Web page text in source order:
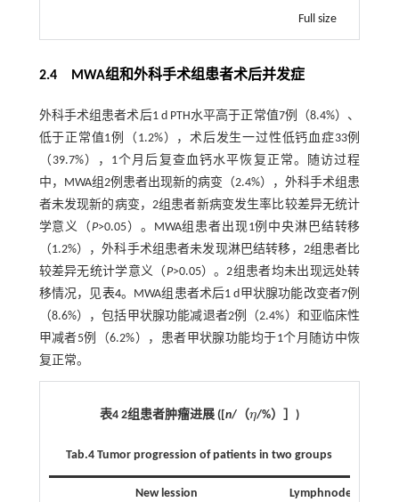
Full size
2.4 MWA组和外科手术组患者术后并发症
外科手术组患者术后1 d PTH水平高于正常值7例（8.4%）、
低于正常值1例（1.2%），术后发生一过性低钙血症33例
（39.7%），1个月后复查血钙水平恢复正常。随访过程
中，MWA组2例患者出现新的病变（2.4%），外科手术组患
者未发现新的病变，2组患者新病变发生率比较差异无统计
学意义（P>0.05）。MWA组患者出现1例中央淋巴结转移
（1.2%），外科手术组患者未发现淋巴结转移，2组患者比
较差异无统计学意义（P>0.05）。2组患者均未出现远处转
移情况，见表4。MWA组患者术后1 d甲状腺功能改变者7例
（8.6%），包括甲状腺功能减退者2例（2.4%）和亚临床性
甲减者5例（6.2%），患者甲状腺功能均于1个月随访中恢
复正常。
表4 2组患者肿瘤进展 ([n/（η
η/%）］)
Tab.4Tumor progression of patients in two groups
New lession Lymphnode